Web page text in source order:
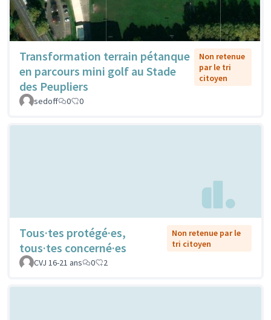
Transformation terrain pétanque
en parcours mini golf au Stade
des Peupliers
Non retenue
par le tri
citoyen
sedoff 0 0
Tous·tes protégé·es,
tous·tes concerné·es
Non retenue par le
tri citoyen
CVJ 16-21 ans
0 2